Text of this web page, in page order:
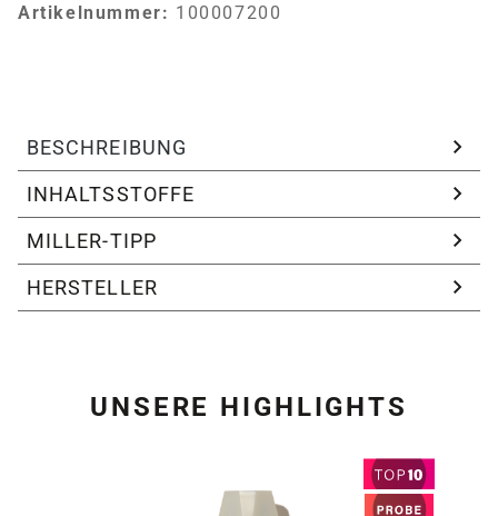
Artikelnummer: 100007200
BESCHREIBUNG
INHALTSSTOFFE
MILLER-TIPP
HERSTELLER
UNSERE HIGHLIGHTS